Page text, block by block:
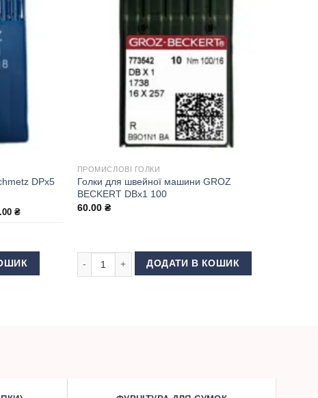
DPx5
₴
DPx5 №110 кількість
ПРОМИСЛОВІ ГОЛКИ
Голки для швейної машини GROZ
BECKERT DBx1 100
60.00 ₴
Голки для швейної машини GROZ BECKERT DBx1 100
ДОДАТИ В КОШИК